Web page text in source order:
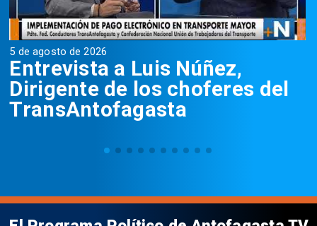
5 de agosto de 2026
Entrevista a Luis Núñez,
Dirigente de los choferes del
TransAntofagasta